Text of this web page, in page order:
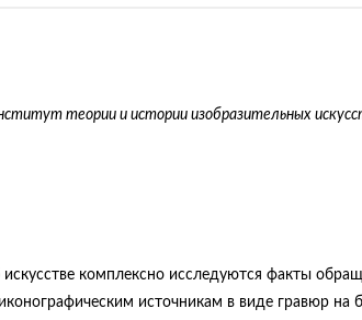
теории и истории изобразительных
искусстве комплексно исследуются факты
источникам в виде гравюр на